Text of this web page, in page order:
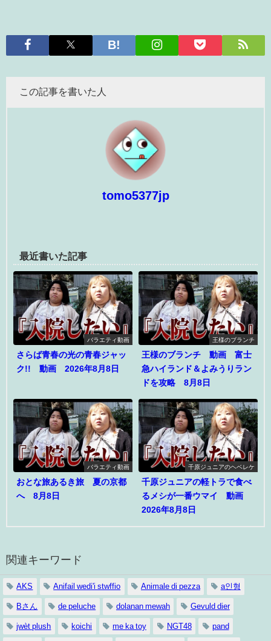
この記事を書いた人
tomo5377jp
最近書いた記事
バラエティ動画
さらば青春の光の青春ジャッ
ク!! 動画 2026年8月8日
王様のブランチ
王様のブランチ 動画 富士
急ハイランド＆よみうりラン
ドを攻略 8月8日
バラエティ動画
おとな旅あるき旅 夏の京都
へ 8月8日
千原ジュニアのヘベレケ
千原ジュニアの軽トラで食べ
るメシが一番ウマイ 動画
2026年8月8日
関連キーワード
AKS Anifail wedi'i stwffio Animale di pezza a인형
Bさん de peluche dolanan mewah Gevuld dier
jwèt plush koichi me ka toy NGT48 pand